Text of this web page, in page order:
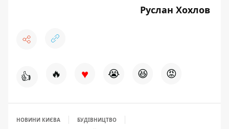
Руслан Хохлов
👍 🔥 ♥ 😭 😆 😡
НОВИНИ КИЄВА
БУДІВНИЦТВО